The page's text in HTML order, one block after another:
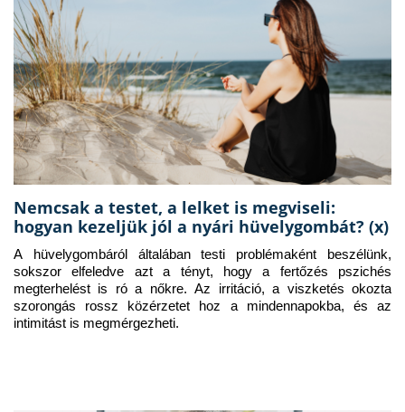
Nemcsak a testet, a lelket is megviseli:
hogyan kezeljük jól a nyári hüvelygombát? (x)
A hüvelygombáról általában testi problémaként beszélünk,
sokszor elfeledve azt a tényt, hogy a fertőzés pszichés
megterhelést is ró a nőkre. Az irritáció, a viszketés okozta
szorongás rossz közérzetet hoz a mindennapokba, és az
intimitást is megmérgezheti.